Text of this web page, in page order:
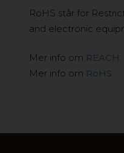
RoHS står för
and electronic
Mer info om REACH
Mer info om RoHS